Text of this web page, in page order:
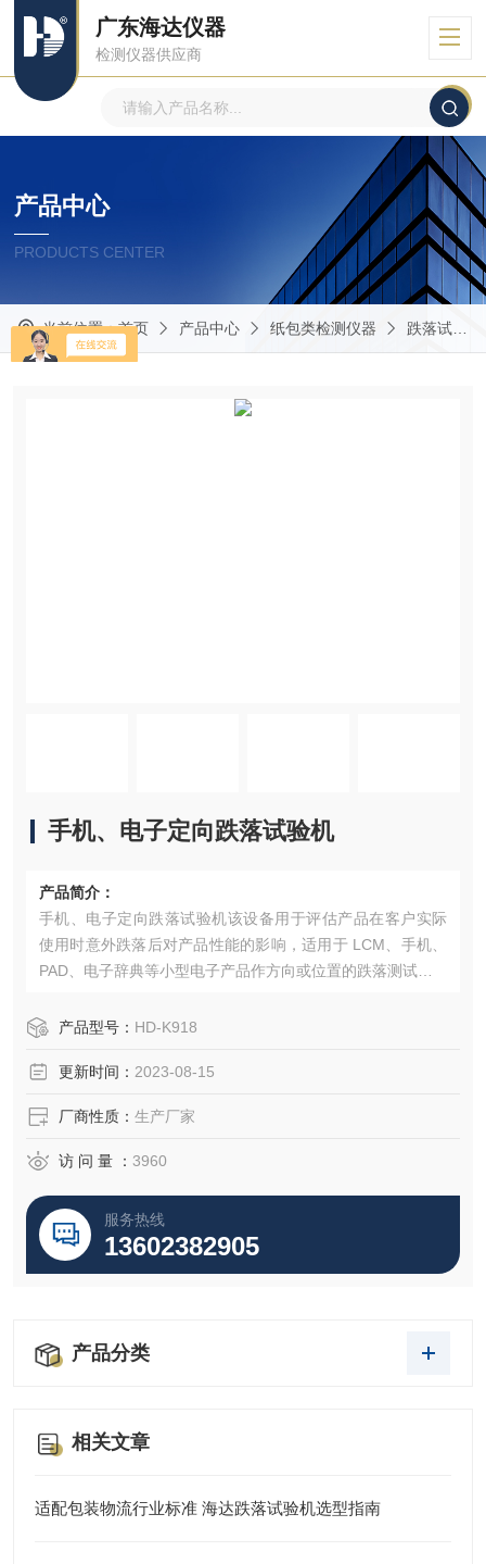
广东海达仪器
检测仪器供应商
产品中心
PRODUCTS CENTER
当前位置：首页 产品中心 纸包类检测仪器 跌落试验机
手机、电子定向跌落试验机
产品简介：
手机、电子定向跌落试验机该设备用于评估产品在客户实际
使用时意外跌落后对产品性能的影响，适用于 LCM、手机、
PAD、电子辞典等小型电子产品作方向或位置的跌落测试。
产品型号： HD-K918
更新时间： 2023-08-15
厂商性质： 生产厂家
访 问 量 ： 3960
服务热线
13602382905
产品分类
相关文章
适配包装物流行业标准 海达跌落试验机选型指南